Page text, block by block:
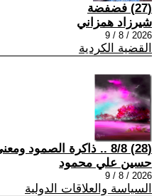
(27) فضفضة
شيرزاد همزاني
2026 / 8 / 9
القضية الكردية
(28) 8/8 .. ذاكرة الصمود ومعنى الانتصار
حسين علي محمود
2026 / 8 / 9
السياسة والعلاقات الدولية